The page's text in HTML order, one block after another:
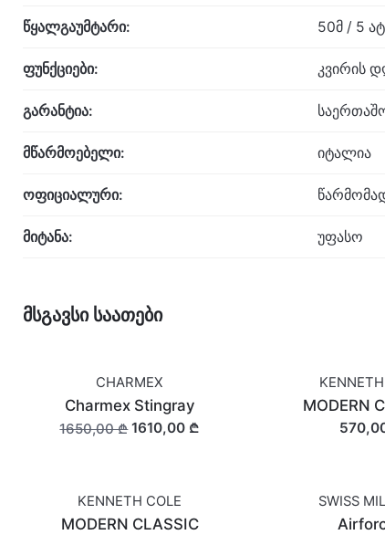
წყალგაუმტარი: 50მ / 5
ფუნქციები: კვირის
გარანტია:
მწარმოებელი: იტალია
ოფიციალური:
მიტანა: უფასო
მსგავსი საათები
CHARMEX
Charmex Stingray
1650,00 ₾1610,00 ₾
MODERN
KENNETH COLE
MODERN CLASSIC
OUT OF STOCK
SWISS